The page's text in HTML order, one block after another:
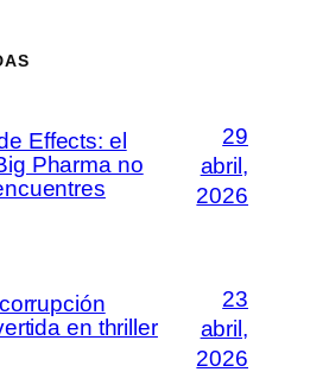
Effects: el
Pharma no
29
abril,
2026
en thriller
23
abril,
2026